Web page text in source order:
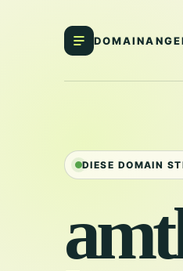
DIESE DOMAIN